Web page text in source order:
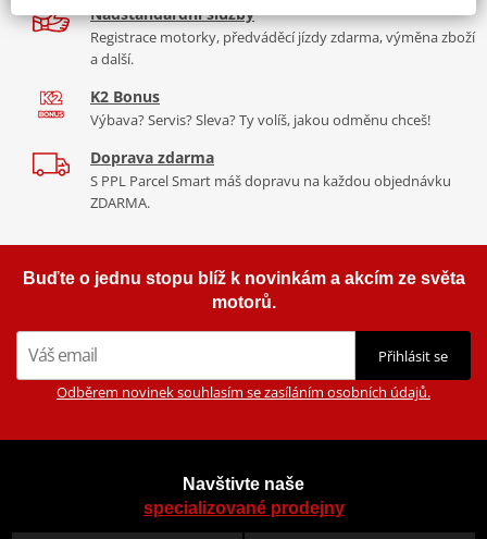
Cena za pár včetně montážní sady.
Nadstandardní služby
Registrace motorky, předváděcí jízdy zdarma, výměna zboží
a další.
K2 Bonus
Výbava? Servis? Sleva? Ty volíš, jakou odměnu chceš!
Doprava zdarma
S PPL Parcel Smart máš dopravu na každou objednávku
ZDARMA.
Buďte o jednu stopu blíž k novinkám a akcím ze světa
motorů.
Přihlásit se
Odběrem novinek souhlasím se zasíláním osobních údajů.
Navštivte naše
specializované prodejny